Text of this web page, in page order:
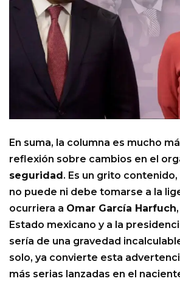
En suma, la columna es mucho
reflexión sobre cambios en el
seguridad. Es un grito
no puede ni debe tomarse a la
ocurriera a Omar García Harfuch
Estado mexicano y a la
sería de una gravedad
solo, ya convierte esta
más serias lanzadas en el